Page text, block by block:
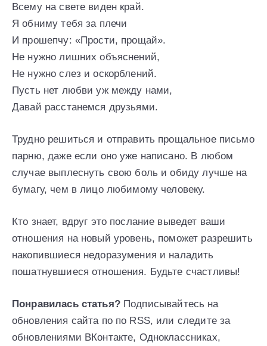
Всему на свете виден край.
Я обниму тебя за плечи
И прошепчу: «Прости, прощай».
Не нужно лишних объяснений,
Не нужно слез и оскорблений.
Пусть нет любви уж между нами,
Давай расстанемся друзьями.
Трудно решиться и отправить прощальное письмо
парню, даже если оно уже написано. В любом
случае выплеснуть свою боль и обиду лучше на
бумагу, чем в лицо любимому человеку.
Кто знает, вдруг это послание выведет ваши
отношения на новый уровень, поможет разрешить
накопившиеся недоразумения и наладить
пошатнувшиеся отношения. Будьте счастливы!
Понравилась статья?Подписывайтесь на
обновления сайта по по RSS, или следите за
обновлениями ВКонтакте, Одноклассниках,